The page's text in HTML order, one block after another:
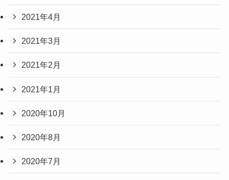
2021年4月
2021年3月
2021年2月
2021年1月
2020年10月
2020年8月
2020年7月